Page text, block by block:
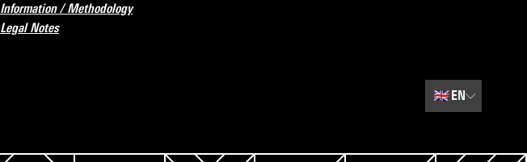
Information / Methodology
Legal Notes
🇬🇧EN